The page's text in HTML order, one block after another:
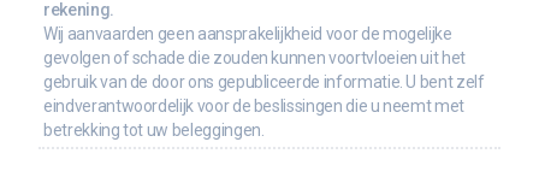
rekening.
Wij aanvaarden geen aansprakelijkheid voor de mogelijke
gevolgen of schade die zouden kunnen voortvloeien uit het
gebruik van de door ons gepubliceerde informatie. U bent zelf
eindverantwoordelijk voor de beslissingen die u neemt met
betrekking tot uw beleggingen.